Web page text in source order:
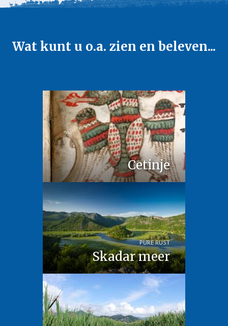
Wat kunt u o.a. zien en beleven...
Cetinje
Skadar meer
PURE RUST